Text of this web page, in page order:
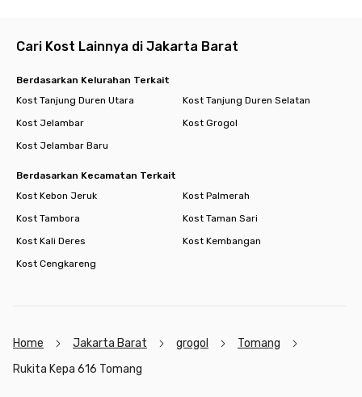
Kepa 616 Tomangbikin aktivitasmu lebih mudah dan nyaman
Cari Kost Lainnya di Jakarta Barat
Berdasarkan Kelurahan Terkait
Kost Tanjung Duren Utara
Kost Tanjung Duren Selatan
Kost Jelambar
Kost Grogol
Kost Jelambar Baru
Berdasarkan Kecamatan Terkait
Kost Kebon Jeruk
Kost Palmerah
Kost Tambora
Kost Taman Sari
Kost Kali Deres
Kost Kembangan
Kost Cengkareng
Home Jakarta Barat grogol
Tomang
Rukita Kepa 616 Tomang